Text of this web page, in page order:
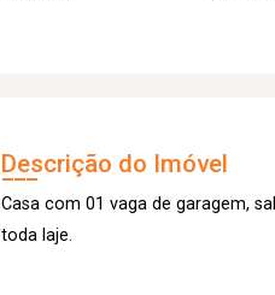
Descrição do Imóvel
Casa com 01 vaga de garagem,
toda laje.